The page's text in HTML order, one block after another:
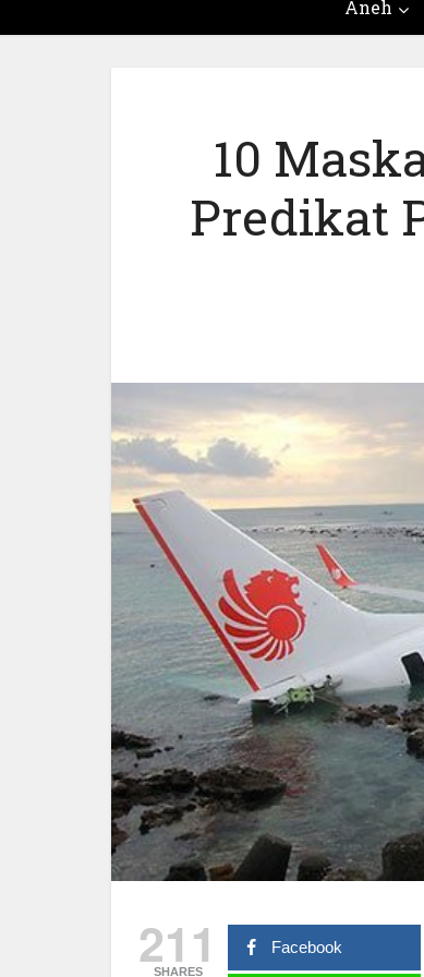
Aneh
10
Predikat
211
SHARES
Facebook